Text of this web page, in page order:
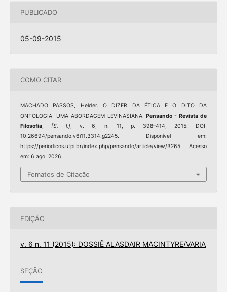
PUBLICADO
05-09-2015
COMO CITAR
MACHADO PASSOS, Helder. O DIZER DA ÉTICA E O DITO DA
ONTOLOGIA: UMA ABORDAGEM LEVINASIANA.Pensando - Revista de
Filosofia, [S. l.], v. 6, n. 11, p. 398–414, 2015. DOI:
10.26694/pensando.v6i11.3314.g2245. Disponível em:
https://periodicos.ufpi.br/index.php/pensando/article/view/3265. Acesso
em: 6 ago. 2026.
Fomatos de Citação
EDIÇÃO
v. 6 n. 11 (2015): DOSSIÊ ALASDAIR MACINTYRE/VARIA
SEÇÃO